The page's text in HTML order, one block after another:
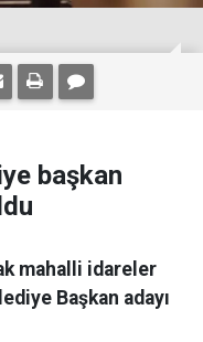
başkan
mahalli idareler
Başkan adayı